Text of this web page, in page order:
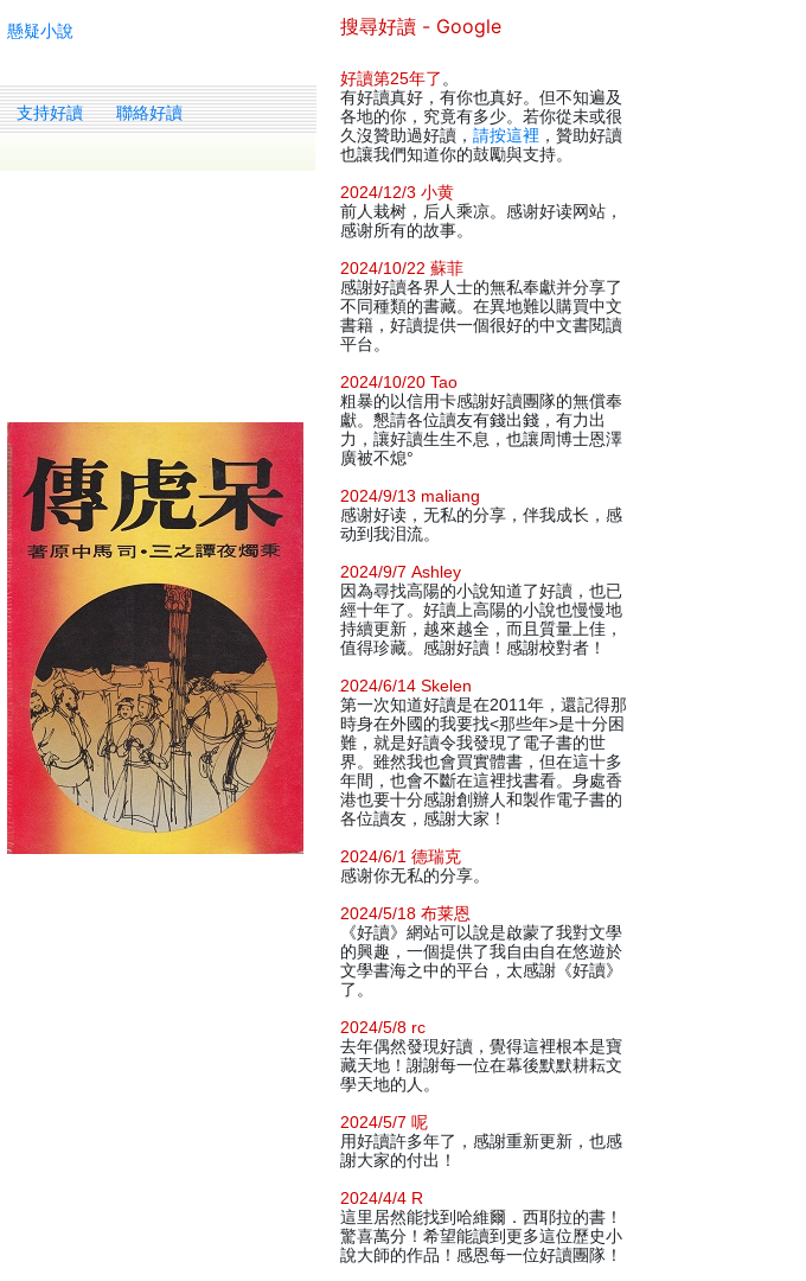
懸疑小說
支持好讀 聯絡好讀
搜尋好讀 - Google
好讀第25年了 。
有好讀真好，有你也真好。但不知遍及
各地的你，究竟有多少。若你從未或很
久沒贊助過好讀， 請按這裡 ，贊助好讀
也讓我們知道你的鼓勵與支持。
2024/12/3 小黄
前人栽树，后人乘凉。感谢好读网站，
感谢所有的故事。
2024/10/22 蘇菲
感謝好讀各界人士的無私奉獻并分享了
不同種類的書藏。在異地難以購買中文
書籍，好讀提供一個很好的中文書閱讀
平台。
2024/10/20 Tao
粗暴的以信用卡感謝好讀團隊的無償奉
獻。懇請各位讀友有錢出錢，有力出
力，讓好讀生生不息，也讓周博士恩澤
廣被不熄°
2024/9/13 maliang
感谢好读，无私的分享，伴我成长，感
动到我泪流。
2024/9/7 Ashley
因為尋找高陽的小說知道了好讀，也已
經十年了。好讀上高陽的小說也慢慢地
持續更新，越來越全，而且質量上佳，
值得珍藏。感謝好讀！感謝校對者！
2024/6/14 Skelen
第一次知道好讀是在2011年，還記得那
時身在外國的我要找<那些年>是十分困
難，就是好讀令我發現了電子書的世
界。雖然我也會買實體書，但在這十多
年間，也會不斷在這裡找書看。身處香
港也要十分感謝創辦人和製作電子書的
各位讀友，感謝大家！
2024/6/1 德瑞克
感谢你无私的分享。
2024/5/18 布莱恩
《好讀》網站可以說是啟蒙了我對文學
的興趣，一個提供了我自由自在悠遊於
文學書海之中的平台，太感謝《好讀》
了。
2024/5/8 rc
去年偶然發現好讀，覺得這裡根本是寶
藏天地！謝謝每一位在幕後默默耕耘文
學天地的人。
2024/5/7 呢
用好讀許多年了，感謝重新更新，也感
謝大家的付出！
2024/4/4 R
這里居然能找到哈維爾．西耶拉的書！
驚喜萬分！希望能讀到更多這位歷史小
說大師的作品！感恩每一位好讀團隊！